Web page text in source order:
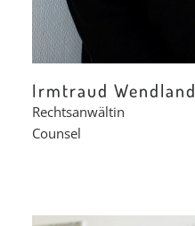
Irmtraud Wendland
Rechtsanwältin
Counsel